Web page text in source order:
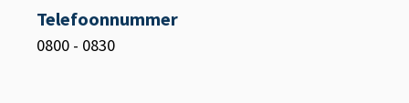
Telefoonnummer
0800 - 0830